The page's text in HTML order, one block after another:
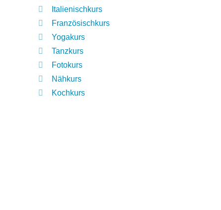
Italienischkurs
Französischkurs
Yogakurs
Tanzkurs
Fotokurs
Nähkurs
Kochkurs